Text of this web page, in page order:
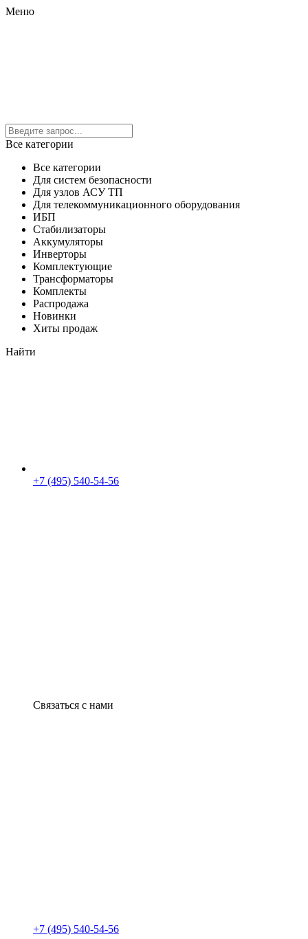
Меню
Все категории
Все категории
Для систем безопасности
Для узлов АСУ ТП
Для телекоммуникационного оборудования
ИБП
Стабилизаторы
Аккумуляторы
Инверторы
Комплектующие
Трансформаторы
Комплекты
Распродажа
Новинки
Хиты продаж
Найти
+7 (495) 540-54-56
Связаться с нами
+7 (495) 540-54-56